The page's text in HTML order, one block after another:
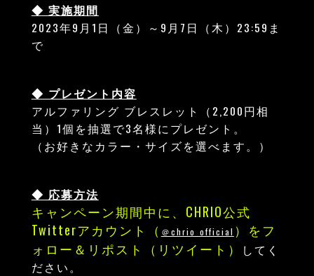
◆ 実施期間
2023年9月1日（金）～9月7日（木）23:59ま
で
◆ プレゼント内容
アルファリング ブレスレット（2,200円相
当）1個を抽選で3名様にプレゼント。
（お好きなカラー・サイズを選べます。）
◆ 応募方法
キャンペーン期間中に、CHRIO公式
Twitterアカウント（ ＠chrio_official ）をフ
ォロー＆リポスト（リツイート）
してく
ださい。